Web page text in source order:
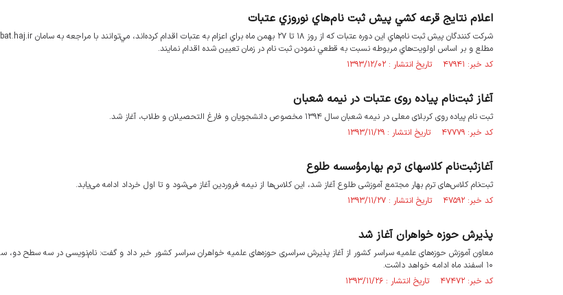
اعلام نتايج قرعه كشي پيش ثبت نام‌هاي نوروزي عتبات
مطلع و بر اساس اولويت‌هاي مربوطه نسبت به قطعي نمودن ثبت نام در زمان تعيين شده اقدام نمايند.
کد خبر: ۴۷۹۴۱ تاریخ انتشار : ۱۳۹۳/۱۲/۰۲
آغاز ثبت‌نام پیاده روی عتبات در نیمه شعبان
ثبت نام پیاده روی کربلای معلی در نیمه شعبان سال ۱۳۹۴ مخصوص دانشجویان و فارغ التحصیلان و طلاب،‌ آغاز شد.
کد خبر: ۴۷۷۷۹ تاریخ انتشار : ۱۳۹۳/۱۱/۲۹
آغازثبت‌نام کلاسهای ترم بهارمؤسسه طلوع
ثبت‌نام کلاس‌های ترم بهار مجتمع آموزشی طلوع آغاز شد، این کلاس‌ها از نیمه فروردین آغاز می‌شود و تا اول خرداد ادامه می‌یابد.
کد خبر: ۴۷۵۹۲ تاریخ انتشار : ۱۳۹۳/۱۱/۲۷
پذیرش حوزه خواهران آغاز شد
۱۰ اسفند ماه ادامه خواهد داشت.
کد خبر: ۴۷۴۷۲ تاریخ انتشار : ۱۳۹۳/۱۱/۲۶